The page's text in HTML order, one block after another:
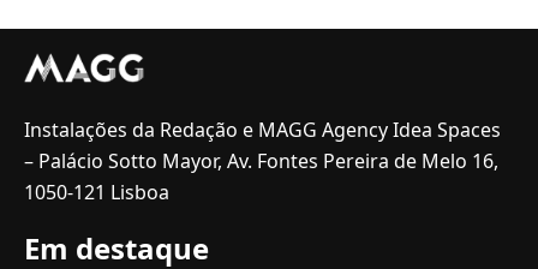
Instalações da Redação e MAGG Agency Idea Spaces
– Palácio Sotto Mayor, Av. Fontes Pereira de Melo 16,
1050-121 Lisboa
Em destaque